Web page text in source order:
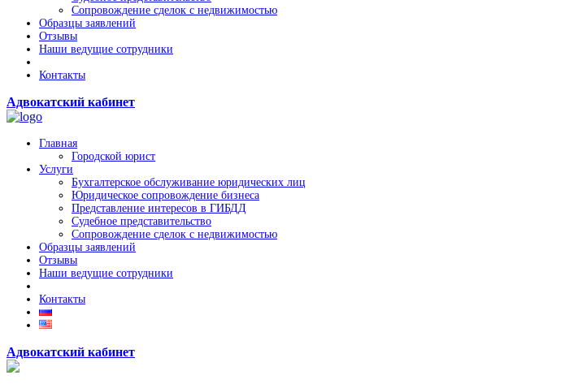
Сопровождение сделок с недвижимостью
Образцы заявлений
Отзывы
Наши ведущие сотрудники
Контакты
Адвокатский кабинет
Главная
Городской юрист
Услуги
Бухгалтерское обслуживание юридических лиц
Юридическое сопровождение бизнеса
Представление интересов в ГИБДД
Судебное представительство
Сопровождение сделок с недвижимостью
Образцы заявлений
Отзывы
Наши ведущие сотрудники
Контакты
Адвокатский кабинет